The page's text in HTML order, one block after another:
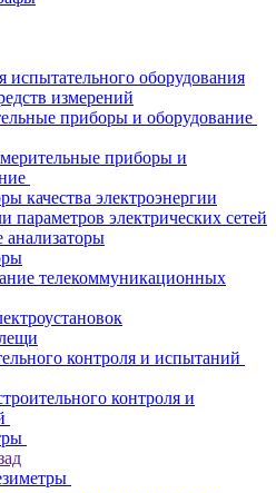
испытательного оборудования
измерений
приборы и оборудование
приборы и
качества электроэнергии
параметров электрических сетей
анализаторы
телекоммуникационных
контроля и испытаний
контроля и